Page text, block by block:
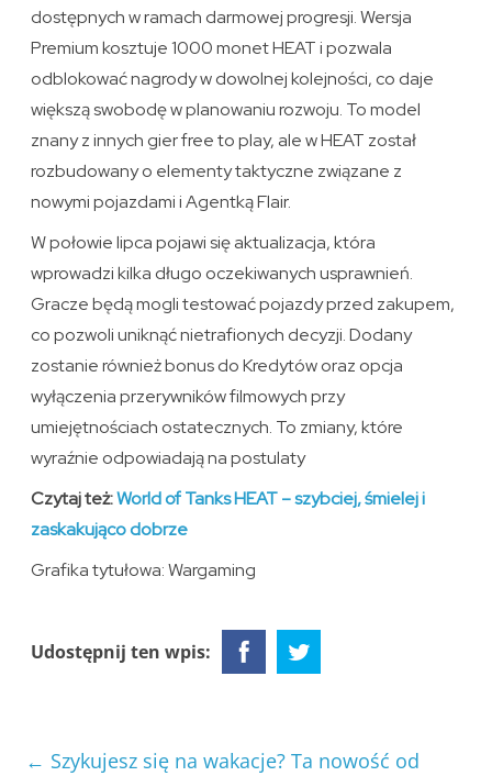
dostępnych w ramach darmowej progresji. Wersja
Premium kosztuje 1000 monet HEAT i pozwala
odblokować nagrody w dowolnej kolejności, co daje
większą swobodę w planowaniu rozwoju. To model
znany z innych gier free to play, ale w HEAT został
rozbudowany o elementy taktyczne związane z
nowymi pojazdami i Agentką Flair.
W połowie lipca pojawi się aktualizacja, która
wprowadzi kilka długo oczekiwanych usprawnień.
Gracze będą mogli testować pojazdy przed zakupem,
co pozwoli uniknąć nietrafionych decyzji. Dodany
zostanie również bonus do Kredytów oraz opcja
wyłączenia przerywników filmowych przy
umiejętnościach ostatecznych. To zmiany, które
wyraźnie odpowiadają na postulaty
Czytaj też:World of Tanks HEAT – szybciej, śmielej i
zaskakująco dobrze
Grafika tytułowa: Wargaming
Udostępnij ten wpis:
← Szykujesz się na wakacje? Ta nowość od